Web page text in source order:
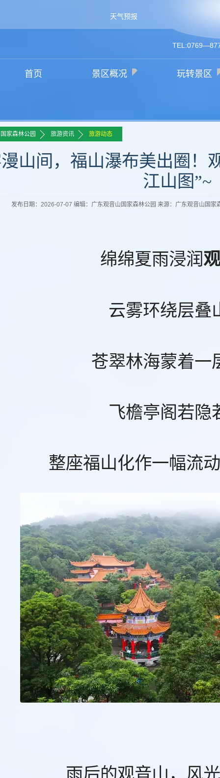
天气预报
首页 景区概况 玩转景区
家森林公园 >> 旅游资讯 >> 旅游动态
山间，福山瀑布美出圈！
江山图”~
发布日期：2026-07-07 编辑：广东观音山国家森林公园 来源：广东观音山国家
绵绵夏雨浸润
云雾环绕层叠
苍翠林海蒙着一
飞檐亭阁若隐
整座福山化作一幅流
雨后的观音山，风